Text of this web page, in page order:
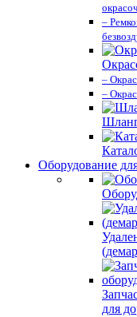
–
–
–
Оборудование
для